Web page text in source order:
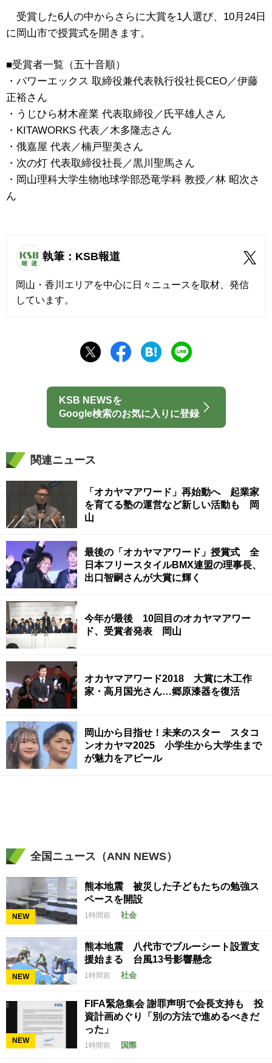
受賞した6人の中からさらに大賞を1人選び、10月24日
に岡山市で授賞式を開きます。
■受賞者一覧（五十音順）
・パワーエックス 取締役兼代表執行役社長CEO／伊藤
正裕さん
・うじひら材木産業 代表取締役／氏平雄人さん
・KITAWORKS 代表／木多隆志さん
・俄嘉屋 代表／楠戸聖美さん
・次の灯 代表取締役社長／黒川聖馬さん
・岡山理科大学生物地球学部恐竜学科 教授／林 昭次さ
ん
執筆：KSB報道
岡山・香川エリアを中心に日々ニュースを取材、発信
しています。
KSB NEWSを
Google検索のお気に入りに登録
関連ニュース
「オカヤマアワード」再始動へ 起業家
を育てる塾の運営など新しい活動も 岡
山
最後の「オカヤマアワード」授賞式 全
日本フリースタイルBMX連盟の理事長、
出口智嗣さんが大賞に輝く
今年が最後 10回目のオカヤマアワー
ド、受賞者発表 岡山
オカヤマアワード2018 大賞に木工作
家・高月国光さん…郷原漆器を復活
岡山から目指せ！未来のスター スタコ
ンオカヤマ2025 小学生から大学生まで
が魅力をアピール
全国ニュース（ANN NEWS）
NEW
熊本地震 被災した子どもたちの勉強ス
ペースを開設
1時間前 社会
NEW
熊本地震 八代市でブルーシート設置支
援始まる 台風13号影響懸念
1時間前 社会
NEW
FIFA緊急集会 謝罪声明で会長支持も 投
資計画めぐり「別の方法で進めるべきだ
った」
1時間前 国際